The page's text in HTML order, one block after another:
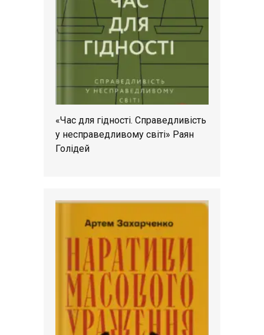
«Час для гідності. Справедливість
у несправедливому світі» Раян
Голідей